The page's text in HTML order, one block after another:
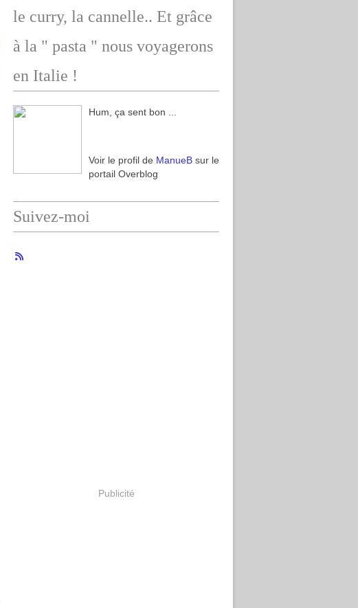
le curry, la cannelle.. Et grâce
à la " pasta " nous voyagerons
en Italie !
Hum, ça sent bon ...
Voir le profil de ManueB sur le
portail Overblog
Suivez-moi
Publicité